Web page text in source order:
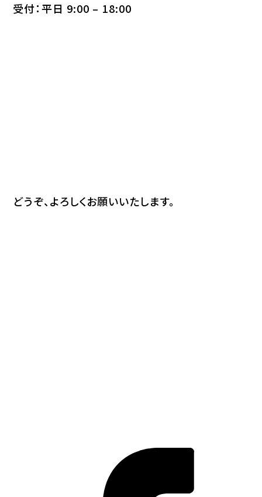
受付：平日 9:00 – 18:00
どうぞ、よろしくお願いいたします。